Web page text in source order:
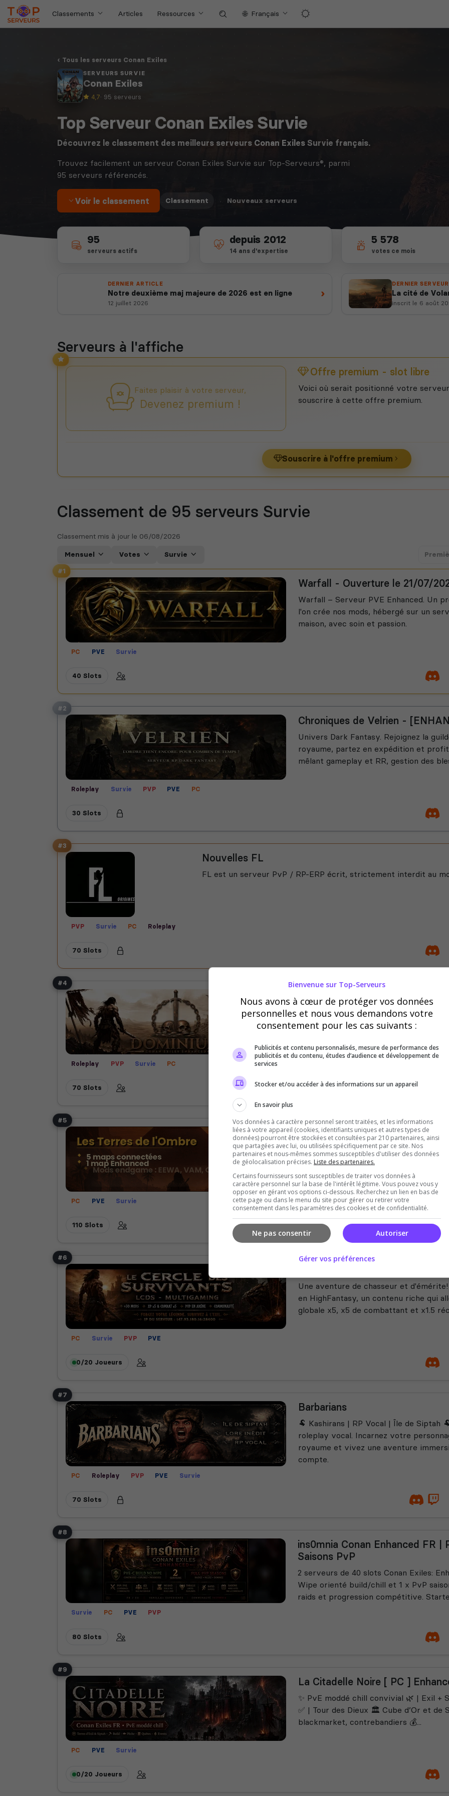
Classements Articles Ressources Français
Tous les serveurs Conan Exiles
SERVEURS SURVIE
Conan Exiles
4,7· 95 serveurs
Top Serveur Conan Exiles Survie
Découvrez le classement des meilleurs serveurs Conan Exiles Survie français.
Trouvez facilement un serveur Conan Exiles Survie sur Top-Serveurs®, parmi
95 serveurs référencés.
Voir le classement Classement · Nouveaux serveurs
95
serveurs actifs
depuis 2012
14 ans d'expertise
5 578
votes ce mois
DERNIER ARTICLE
Notre deuxième maj majeure de 2026 est en ligne
12 juillet 2026
›
DERNIER
La cité de
inscrit le 6 août
Serveurs à l'affiche
Faites plaisir à votre serveur,
Devenez premium !
Offre premium - slot libre
Voici où serait positionné votre
souscrire à cette offre premium.
Souscrire à l'offre premium
Classement de 95 serveurs Survie
Classement mis à jour le 06/08/2026
Mensuel Votes Survie
#1
PC PVE Survie
Warfall - Ouverture le 21/07/
Warfall – Serveur PVE Enhanced. Un
l'on crée nos mods, hébergé sur un
maison, avec soin et passion.
40 Slots
#2
Roleplay Survie PVP PVE PC
Chroniques de Velrien -
Univers Dark Fantasy. Rejoignez la
royaume, partez en expédition et
mêlant gameplay et RR, gestion des
30 Slots
#3
PVP Survie PC Roleplay
Nouvelles FL
FL est un serveur PvP / RP-ERP écrit, strictement interdit au
70 Slots
#4
Roleplay PVP Survie PC
[FR] Dominium | PVP | RP |
Voici un monde brutal où l’acier, le
Intrigues, captures, violence et
prêts à survivre à l’impitoyable âge
70 Slots
#5
PC PVE Survie
1nGames Cluster PVE 5 maps,
Enhanced
Cluster PvE : Exiles Land, Savage
et Whispering Isles ! Vis une aventure
exclusives ! Mod Omega, EEWA,
110 Slots
#6
PC Survie PVP PVE
Une aventure de chasseur et
en HighFantasy, un contenu riche qui
globale x5, x5 de combattant et x1.5
0/20 Joueurs
#7
PC Roleplay PVP PVE Survie
Barbarians
🐏 Kashirans | RP Vocal | Île de Siptah
roleplay vocal. Incarnez votre
royaume et vivez une aventure
compte.
70 Slots
#8
Survie PC PVE PVP
ins0mnia Conan Enhanced FR |
Saisons PvP
2 serveurs de 40 slots Conan Exiles:
Wipe orienté build/chill et 1 x PvP
raids et progression compétitive.
80 Slots
#9
PC PVE Survie
La Citadelle Noire [ PC ]
✨ PvE moddé chill convivial 🌿 | Exil +
✅ | Tour des Dieux 🏛️ Cube d’Or et de
blackmarket, contrebandiers 💰...
0/20 Joueurs
Bienvenue sur Top-Serveurs
Nous avons à cœur de protéger vos données
personnelles et nous vous demandons votre
consentement pour les cas suivants :
Publicités et contenu personnalisés, mesure de performance des
publicités et du contenu, études d’audience et développement de
services
Stocker et/ou accéder à des informations sur un appareil
En savoir plus
Vos données à caractère personnel seront traitées, et les informations
liées à votre appareil (cookies, identifiants uniques et autres types de
données) pourront être stockées et consultées par 210 partenaires, ainsi
que partagées avec lui, ou utilisées spécifiquement par ce site. Nos
partenaires et nous-mêmes sommes susceptibles d'utiliser des données
de géolocalisation précises. Liste des partenaires.
Certains fournisseurs sont susceptibles de traiter vos données à
caractère personnel sur la base de l'intérêt légitime. Vous pouvez vous y
opposer en gérant vos options ci-dessous. Recherchez un lien en bas de
cette page ou dans le menu du site pour gérer ou retirer votre
consentement dans les paramètres des cookies et de confidentialité.
Autoriser
Ne pas consentir
Gérer vos préférences